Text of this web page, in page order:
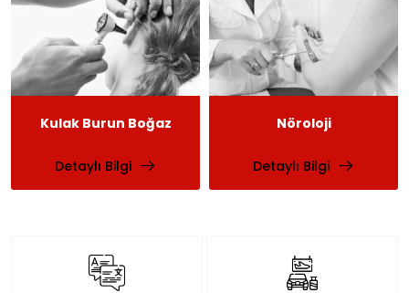
Kulak Burun Boğaz
Detaylı Bilgi
Nöroloji
Detaylı Bilgi